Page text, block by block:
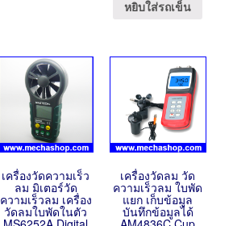
หยิบใส่รถเข็น
เครื่องวัดความเร็ว
ลม มิเตอร์วัด
ความเร็วลม เครื่อง
วัดลมใบพัดในตัว
เครื่องวัดลม วัด
ความเร็วลม ใบพัด
แยก เก็บข้อมูล
บันทึกข้อมูลได้